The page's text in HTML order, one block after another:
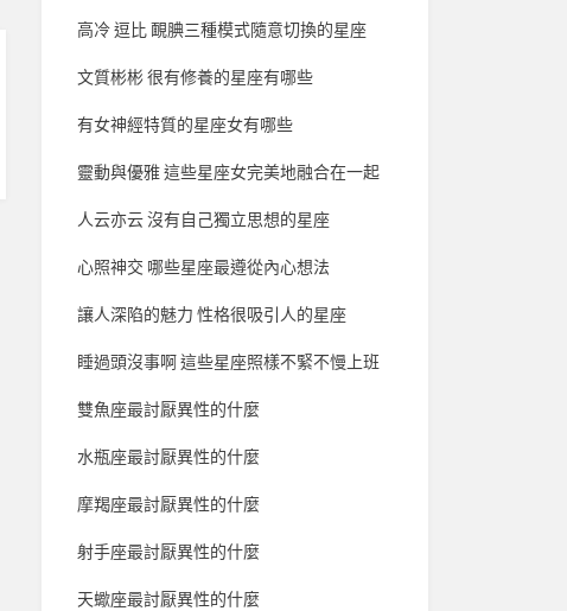
高冷 逗比 靦腆三種模式隨意切換的星座
文質彬彬 很有修養的星座有哪些
有女神經特質的星座女有哪些
靈動與優雅 這些星座女完美地融合在一起
人云亦云 沒有自己獨立思想的星座
心照神交 哪些星座最遵從內心想法
讓人深陷的魅力 性格很吸引人的星座
睡過頭沒事啊 這些星座照樣不緊不慢上班
雙魚座最討厭異性的什麼
水瓶座最討厭異性的什麼
摩羯座最討厭異性的什麼
射手座最討厭異性的什麼
天蠍座最討厭異性的什麼